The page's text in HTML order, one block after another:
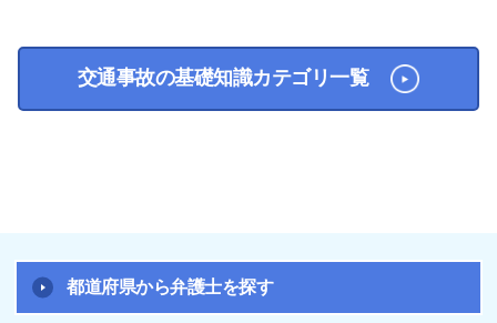
交通事故の基礎知識カテゴリ一覧
都道府県から弁護士を探す